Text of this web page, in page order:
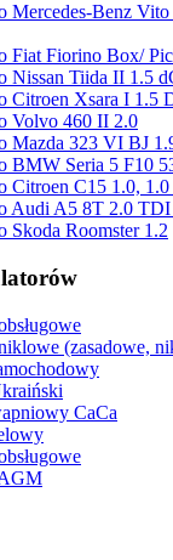
Mercedes-Benz
Fiat Fiorino Box/
Nissan Tiida II 1.5
Citroen Xsara I 1.5
Volvo 460 II 2.0
Mazda 323 VI BJ
BMW Seria 5 F10
Citroen C15 1.0, 1.0
Audi A5 8T 2.0
Skoda Roomster 1.2
(zasadowe,
CaCa